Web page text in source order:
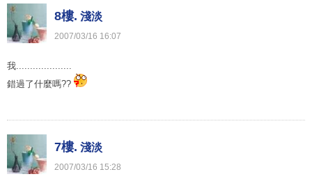
8樓. 淺淡
2007/03/16 16:07
我....................
錯過了什麼嗎??
7樓. 淺淡
2007/03/16 15:28